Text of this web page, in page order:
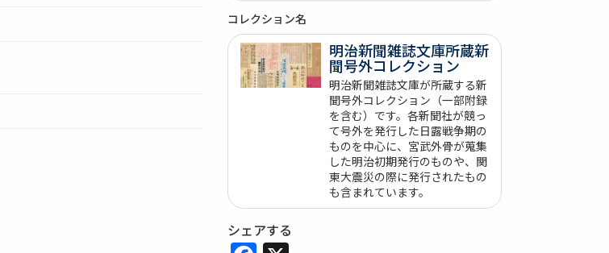
コレクション名
明治新聞雑誌文庫所蔵新
聞号外コレクション
明治新聞雑誌文庫が所蔵する新
聞号外コレクション（一部附録
を含む）です。各新聞社が競っ
て号外を発行した日露戦争期の
ものを中心に、宮武外骨が蒐集
した明治初期発行のものや、関
東大震災の際に発行されたもの
も含まれています。
シェアする